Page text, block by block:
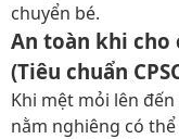
chuyển bé.
An toàn khi cho
(Tiêu chuẩn
Khi mệt mỏi lên
nằm nghiêng có